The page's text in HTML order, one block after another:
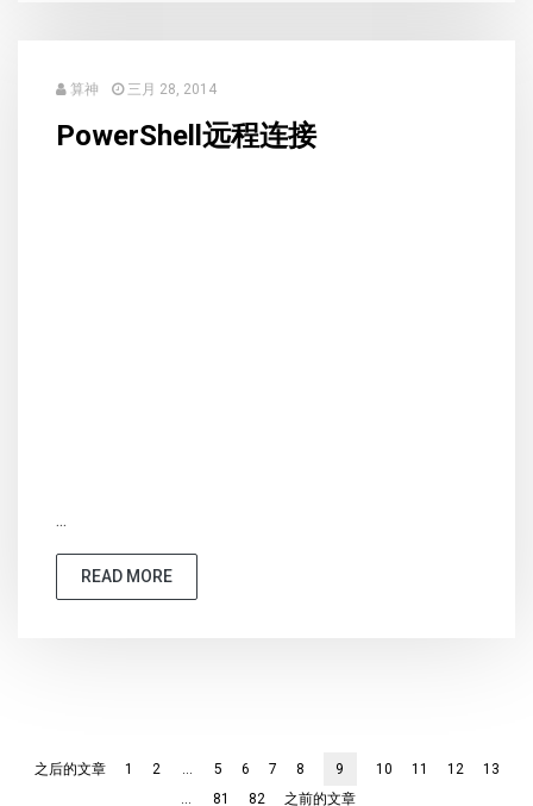
算神 三月 28, 2014
PowerShell远程连接
...
READ MORE
之后的文章 1 2 ... 5 6 7 8 9 10 11 12
13
...
81 82 之前的文章